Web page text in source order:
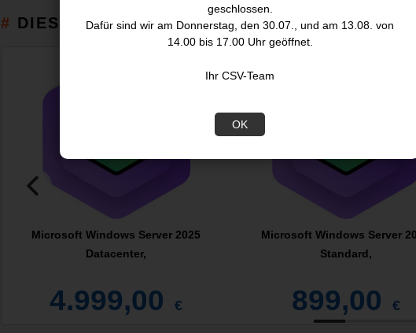
geschlossen.
Dafür sind wir am Donnerstag, den 30.07., und am 13.08. von
14.00 bis 17.00 Uhr geöffnet.
Ihr CSV-Team
OK
DIESE ARTIKEL KÖNNTEN SIE AUCH
Microsoft Windows Server 2025
Datacenter,
4.999,00 €
Microsoft Windows Server
Standard,
899,00 €